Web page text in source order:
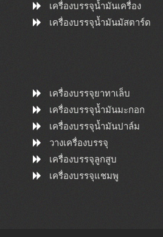
เครื่องบรรจุน้ำมันเครื่อง
เครื่องบรรจุน้ำมันมัสตาร์ด
เครื่องบรรจุยาทาเล็บ
เครื่องบรรจุน้ำมันมะกอก
เครื่องบรรจุน้ำมันปาล์ม
วางเครื่องบรรจุ
เครื่องบรรจุลูกสูบ
เครื่องบรรจุแชมพู